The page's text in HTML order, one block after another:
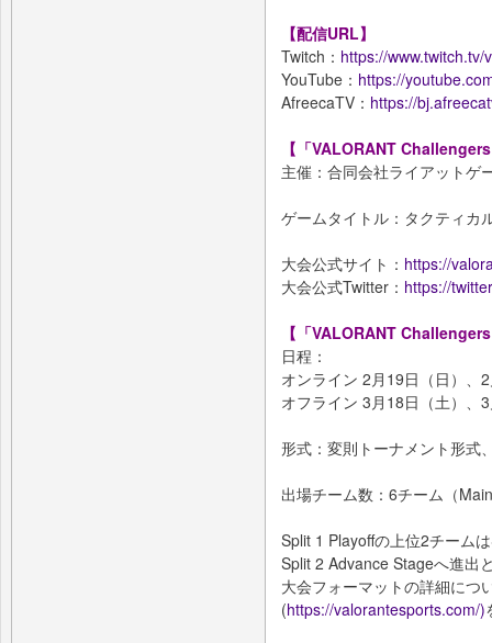
【配信URL】
Twitch： https://www.twitch.tv/
YouTube： https://
AfreecaTV： https://
【「VALORANT
主催：合同会社ライアットゲ
ゲームタイトル：タクティカ
大会公式サイト： https://
大会公式Twitter： https://
【「VALORANT
日程：
オンライン 2月19日（日）、
オフライン 3月18日（土）、
形式：変則トーナメント形式
出場チーム数：6チーム（
Split 1 Playoffの上位2チーム
Split 2 Advance Stageへ進出
大会フォーマットの詳細につ
(https://valorantesports.com/)